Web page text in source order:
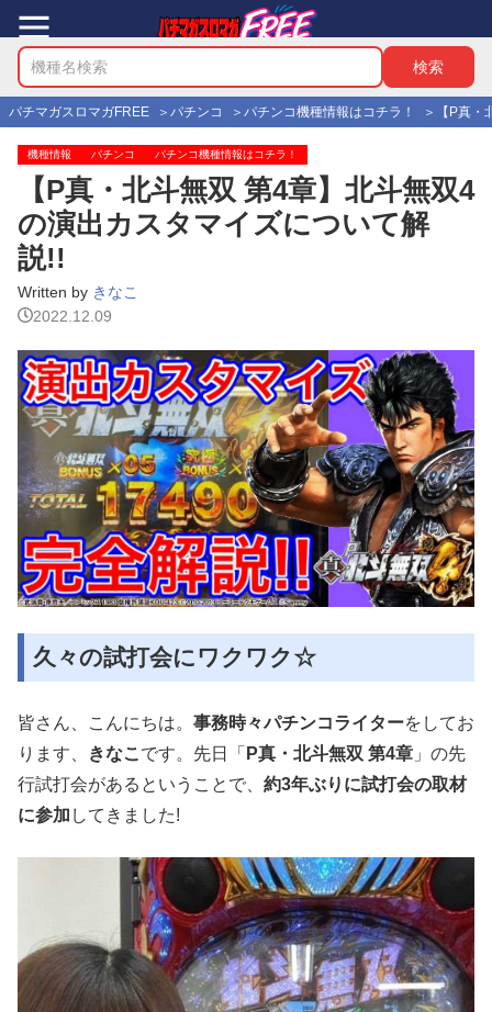
パチマガスロマガFREE パチンコ パチンコ機種情報はコチラ！ 【P真
機種情報 パチンコ パチンコ機種情報はコチラ！
【P真・北斗無双 第4章】北斗無双4
の演出カスタマイズについて解
説!!
Written by きなこ
2022.12.09
久々の試打会にワクワク☆
皆さん、こんにちは。 事務時々パチンコライターをしてお
ります、
きなこ です。先日「 P真・北斗無双 第4章 」の先
行試打会があるということで、 約3年ぶりに試打会の取材
に参加 してきました!